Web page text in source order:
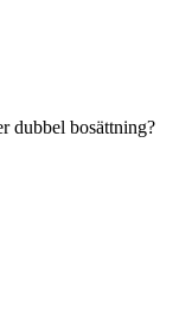
dubbel bosättning?